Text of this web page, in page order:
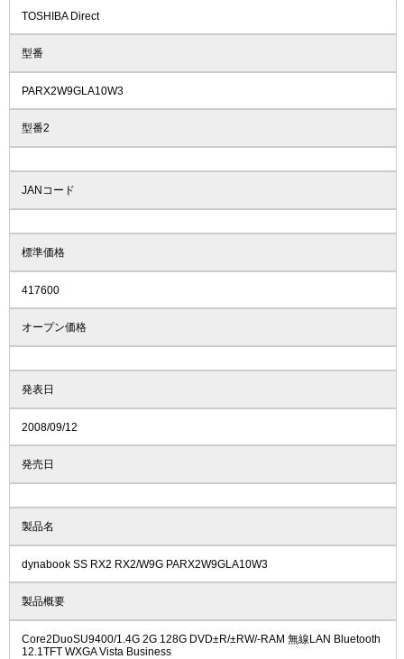
TOSHIBA Direct
型番
PARX2W9GLA10W3
型番2
JANコード
標準価格
417600
オープン価格
発表日
2008/09/12
発売日
製品名
dynabook SS RX2 RX2/W9G PARX2W9GLA10W3
製品概要
Core2DuoSU9400/1.4G 2G 128G DVD±R/±RW/-RAM 無線LAN Bluetooth
12.1TFT WXGA Vista Business